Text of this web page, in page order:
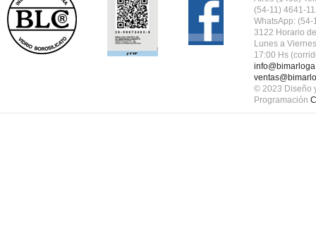
(54-11) 4641-
WhatsApp: (54-
3122 Horario
Lunes a
17:00 Hs
© 2023 Diseño
Programación